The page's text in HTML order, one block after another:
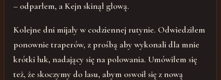
– odparłem, a Kejn skinął głową.
Kolejne dni mijały w codziennej rutynie. Odwiedziłem
ponownie traperów, z prośbą aby wykonali dla mnie
krótki łuk, nadający się na polowania. Umówiłem się
też, że skoczymy do lasu, abym oswoił się z nową